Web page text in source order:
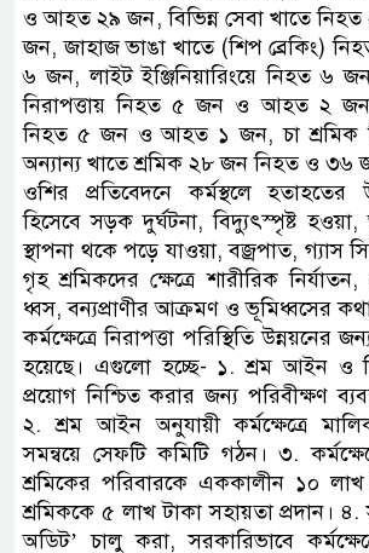
ও আহত ২৯ জন, বিভিন্ন সেবা খাতে
জন, জাহাজ ভাঙা খাতে (শিপ ব্রেকিং)
৬ জন, লাইট ইঞ্জিনিয়ারিংয়ে নিহত
নিরাপত্তায় নিহত ৫ জন ও আহত ২ জন,
নিহত ৫ জন ও আহত ১ জন, চা শ্রমিক
অন্যান্য খাতে শ্রমিক ২৮ জন নিহত ও ৩৬
ওশির প্রতিবেদনে কর্মস্থলে হতাহতের
হিসেবে সড়ক দুর্ঘটনা, বিদ্যুৎস্পৃষ্ট হওয়া,
স্থাপনা থকে পড়ে যাওয়া, বজ্রপাত, গ্যাস
গৃহ শ্রমিকদের ক্ষেত্রে শারীরিক
ধ্বস, বন্যপ্রাণীর আক্রমণ ও ভূমিধ্বসের
কর্মক্ষেত্রে নিরাপত্তা পরিস্থিতি উন্নয়নের
হয়েছে। এগুলো হচ্ছে- ১. শ্রম আইন ও
প্রয়োগ নিশ্চিত করার জন্য পরিবীক্ষণ
২. শ্রম আইন অনুযায়ী কর্মক্ষেত্রে
সমন্বয়ে সেফটি কমিটি গঠন। ৩.
শ্রমিকের পরিবারকে এককালীন ১০
শ্রমিককে ৫ লাখ টাকা সহায়তা প্রদান। ৪.
অডিট’ চালু করা, সরকারিভাবে